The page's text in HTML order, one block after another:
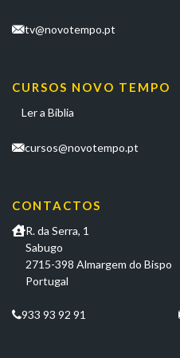
tv@novotempo.pt
CURSOS NOVO TEMPO
Ler a Bíblia
cursos@novotempo.pt
CONTACTOS
R. da Serra, 1
Sabugo
2715-398 Almargem do Bispo
Portugal
933 93 92 91